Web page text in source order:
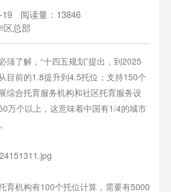
19
阅读量：13846
区总部
须了解，“十四五规划”提出，到2025
目前的1.8提升到4.5托位；支持150个
综合托育服务机构和社区托育服务设
万个以上，这意味着中国有1/4的城市
育机构有100个托位计算，需要有5000